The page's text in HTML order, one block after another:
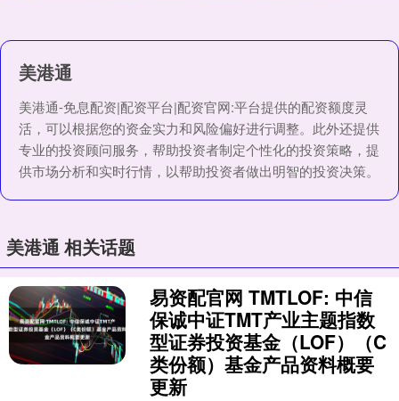
美港通
美港通-免息配资|配资平台|配资官网:平台提供的配资额度灵
活，可以根据您的资金实力和风险偏好进行调整。此外还提供
专业的投资顾问服务，帮助投资者制定个性化的投资策略，提
供市场分析和实时行情，以帮助投资者做出明智的投资决策。
美港通 相关话题
易资配官网 TMTLOF: 中信
保诚中证TMT产业主题指数
型证券投资基金（LOF）（C
类份额）基金产品资料概要
更新